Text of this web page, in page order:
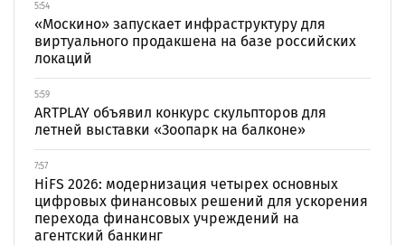
5:54
«Москино» запускает инфраструктуру для
виртуального продакшена на базе российских
локаций
5:59
ARTPLAY объявил конкурс скульпторов для
летней выставки «Зоопарк на балконе»
7:57
HiFS 2026: модернизация четырех основных
цифровых финансовых решений для ускорения
перехода финансовых учреждений на
агентский банкинг